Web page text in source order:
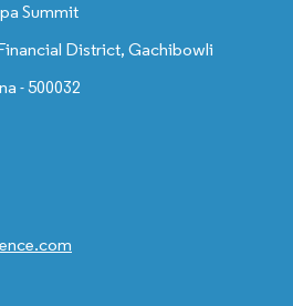
Summit
District, Gachibowli
- 500032